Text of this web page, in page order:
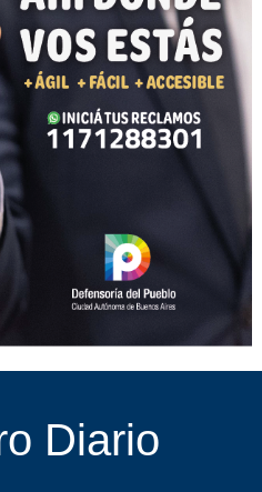
Diario